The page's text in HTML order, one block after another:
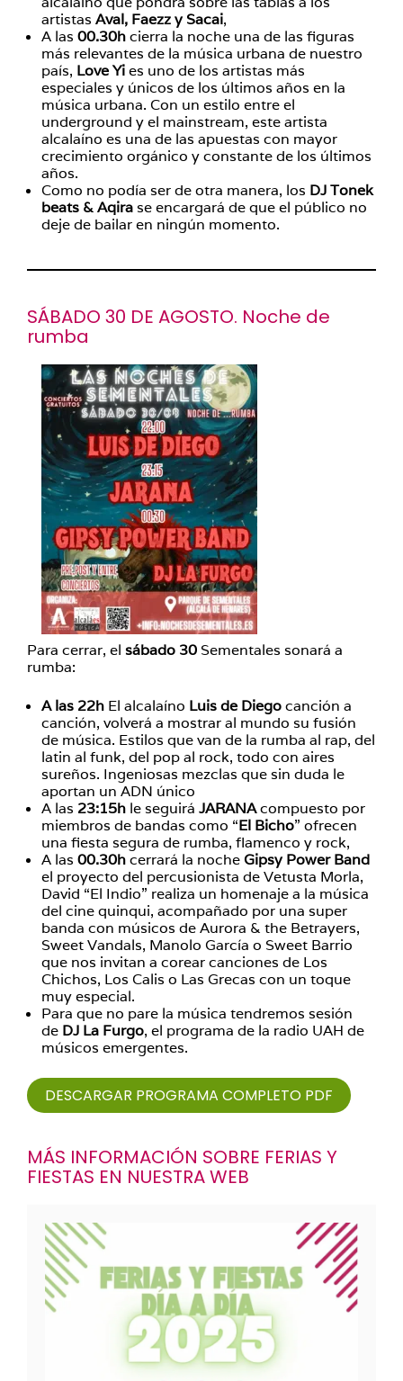
artistas Aval, Faezz y Sacai,
A las 00.30hcierra la noche una de las figuras
más relevantes de la música urbana de nuestro
país, Love Yies uno de los artistas más
especiales y únicos de los últimos años en la
música urbana. Con un estilo entre el
underground y el mainstream, este artista
alcalaíno es una de las apuestas con mayor
crecimiento orgánico y constante de los últimos
años.
Como no podía ser de otra manera, los DJ Tonek
beats & Aqirase encargará de que el público no
deje de bailar en ningún momento.
SÁBADO 30 DE AGOSTO. Noche de
rumba
Para cerrar, el sábado 30 Sementales sonará a
rumba:
A las 22h El alcalaíno Luis de Diegocanción a
canción, volverá a mostrar al mundo su fusión
de música. Estilos que van de la rumba al rap, del
latin al funk, del pop al rock, todo con aires
sureños. Ingeniosas mezclas que sin duda le
aportan un ADN único
A las 23:15h le seguirá JARANAcompuesto por
miembros de bandas como “El Bicho” ofrecen
una fiesta segura de rumba, flamenco y rock,
A las 00.30hcerrará la noche Gipsy Power Band
el proyecto del percusionista de Vetusta Morla,
David “El Indio” realiza un homenaje a la música
del cine quinqui, acompañado por una super
banda con músicos de Aurora & the Betrayers,
Sweet Vandals, Manolo García o Sweet Barrio
que nos invitan a corear canciones de Los
Chichos, Los Calis o Las Grecas con un toque
muy especial.
Para que no pare la música tendremos sesión
de DJ La Furgo, el programa de la radio UAH de
músicos emergentes.
DESCARGAR PROGRAMA COMPLETO PDF
MÁS INFORMACIÓN SOBRE FERIAS Y
FIESTAS EN NUESTRA WEB